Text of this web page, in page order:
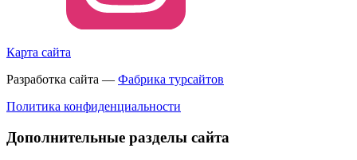
Карта сайта
Разработка сайта — Фабрика турсайтов
Политика конфиденциальности
Дополнительные разделы сайта